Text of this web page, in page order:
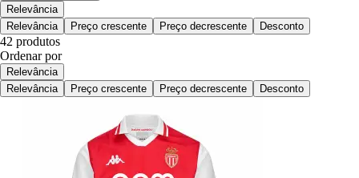
Relevância
Relevância
Preço crescente Preço decrescente Desconto
42 produtos
Ordenar por
Relevância
Relevância
Preço crescente Preço decrescente Desconto